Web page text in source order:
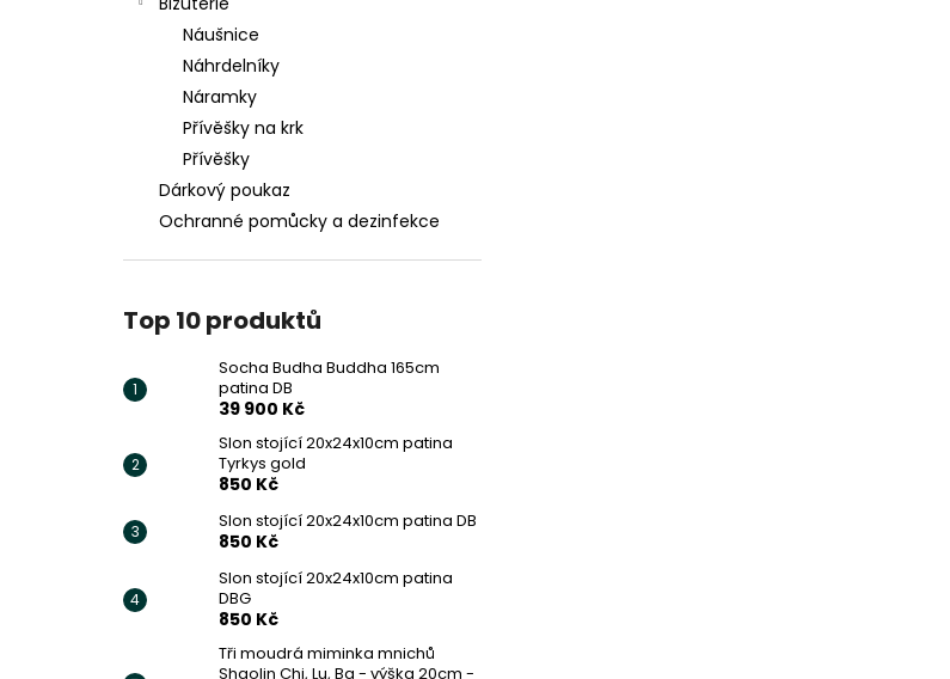
Náušnice
Náhrdelníky
Náramky
Přívěšky na krk
Přívěšky
Dárkový poukaz
Ochranné pomůcky a dezinfekce
Top 10 produktů
Socha Budha Buddha 165cm
patina DB
39 900 Kč
Slon stojící 20x24x10cm patina
Tyrkys gold
850 Kč
Slon stojící 20x24x10cm patina DB
850 Kč
Slon stojící 20x24x10cm patina
DBG
850 Kč
Tři moudrá miminka mnichů
Shaolin Chi, Lu, Ba - výška 20cm -